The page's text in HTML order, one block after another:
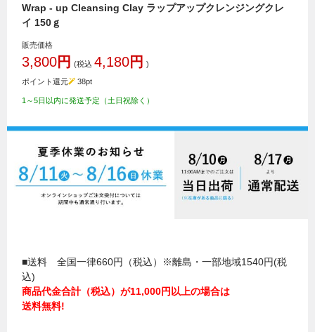
Wrap - up Cleansing Clay ラップアップクレンジングクレ
イ 150ｇ
販売価格
3,800円 (税込4,180円 )
ポイント還元 38pt
1～5日以内に発送予定（土日祝除く）
■送料 全国一律660円（税込）※離島・一部地域1540円(税
込)
商品代金合計（税込）が11,000円以上の場合は
送料無料!